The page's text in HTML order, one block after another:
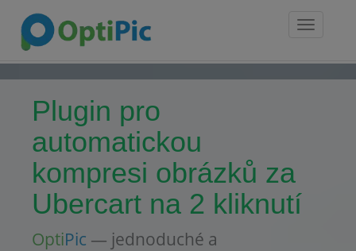
Toggle
Plugin pro
automatickou
kompresi obrázků za
Ubercart na 2 kliknutí
OptiPic — jednoduché a